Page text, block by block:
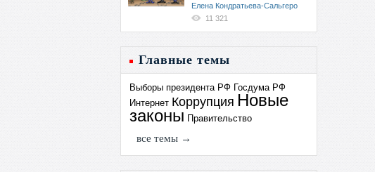
Елена Кондратьева-Сальгеро
11 321
Главные темы
Выборы президента РФ Госдума РФ
Интернет Коррупция Новые
законы Правительство
все темы →